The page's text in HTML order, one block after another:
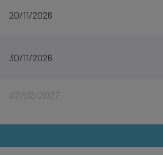
20/11/2026
30/11/2026
02/02/2027